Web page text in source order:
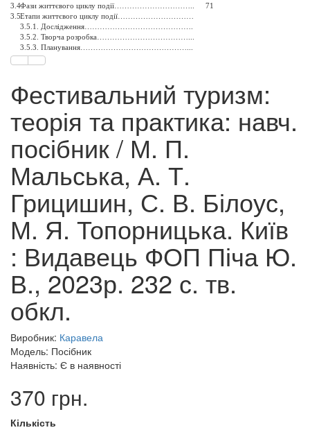
3.4.Фази життєвого циклу події
71
3.5.Етапи життєвого циклу події
3.5.1. Дослідження
3.5.2. Творча розробка
3.5.3. Планування
Фестивальний туризм:
теорія та практика: навч.
посібник / М. П.
Мальська, А. Т.
Грицишин, С. В. Білоус,
М. Я. Топорницька. Київ
: Видавець ФОП Піча Ю.
В., 2023р. 232 с. тв.
обкл.
Виробник: Каравела
Модель: Посібник
Наявність: Є в наявності
370 грн.
Кількість